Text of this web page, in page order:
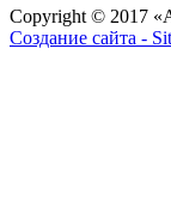
Copyright © 2017
Создание сайта -